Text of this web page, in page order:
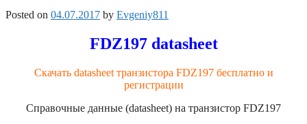
Posted on 04.07.2017 by Evgeniy811
FDZ197 datasheet
Скачать datasheet транзистора FDZ197 бесплатно и
регистрации
Справочные данные (datasheet) на транзистор FDZ197